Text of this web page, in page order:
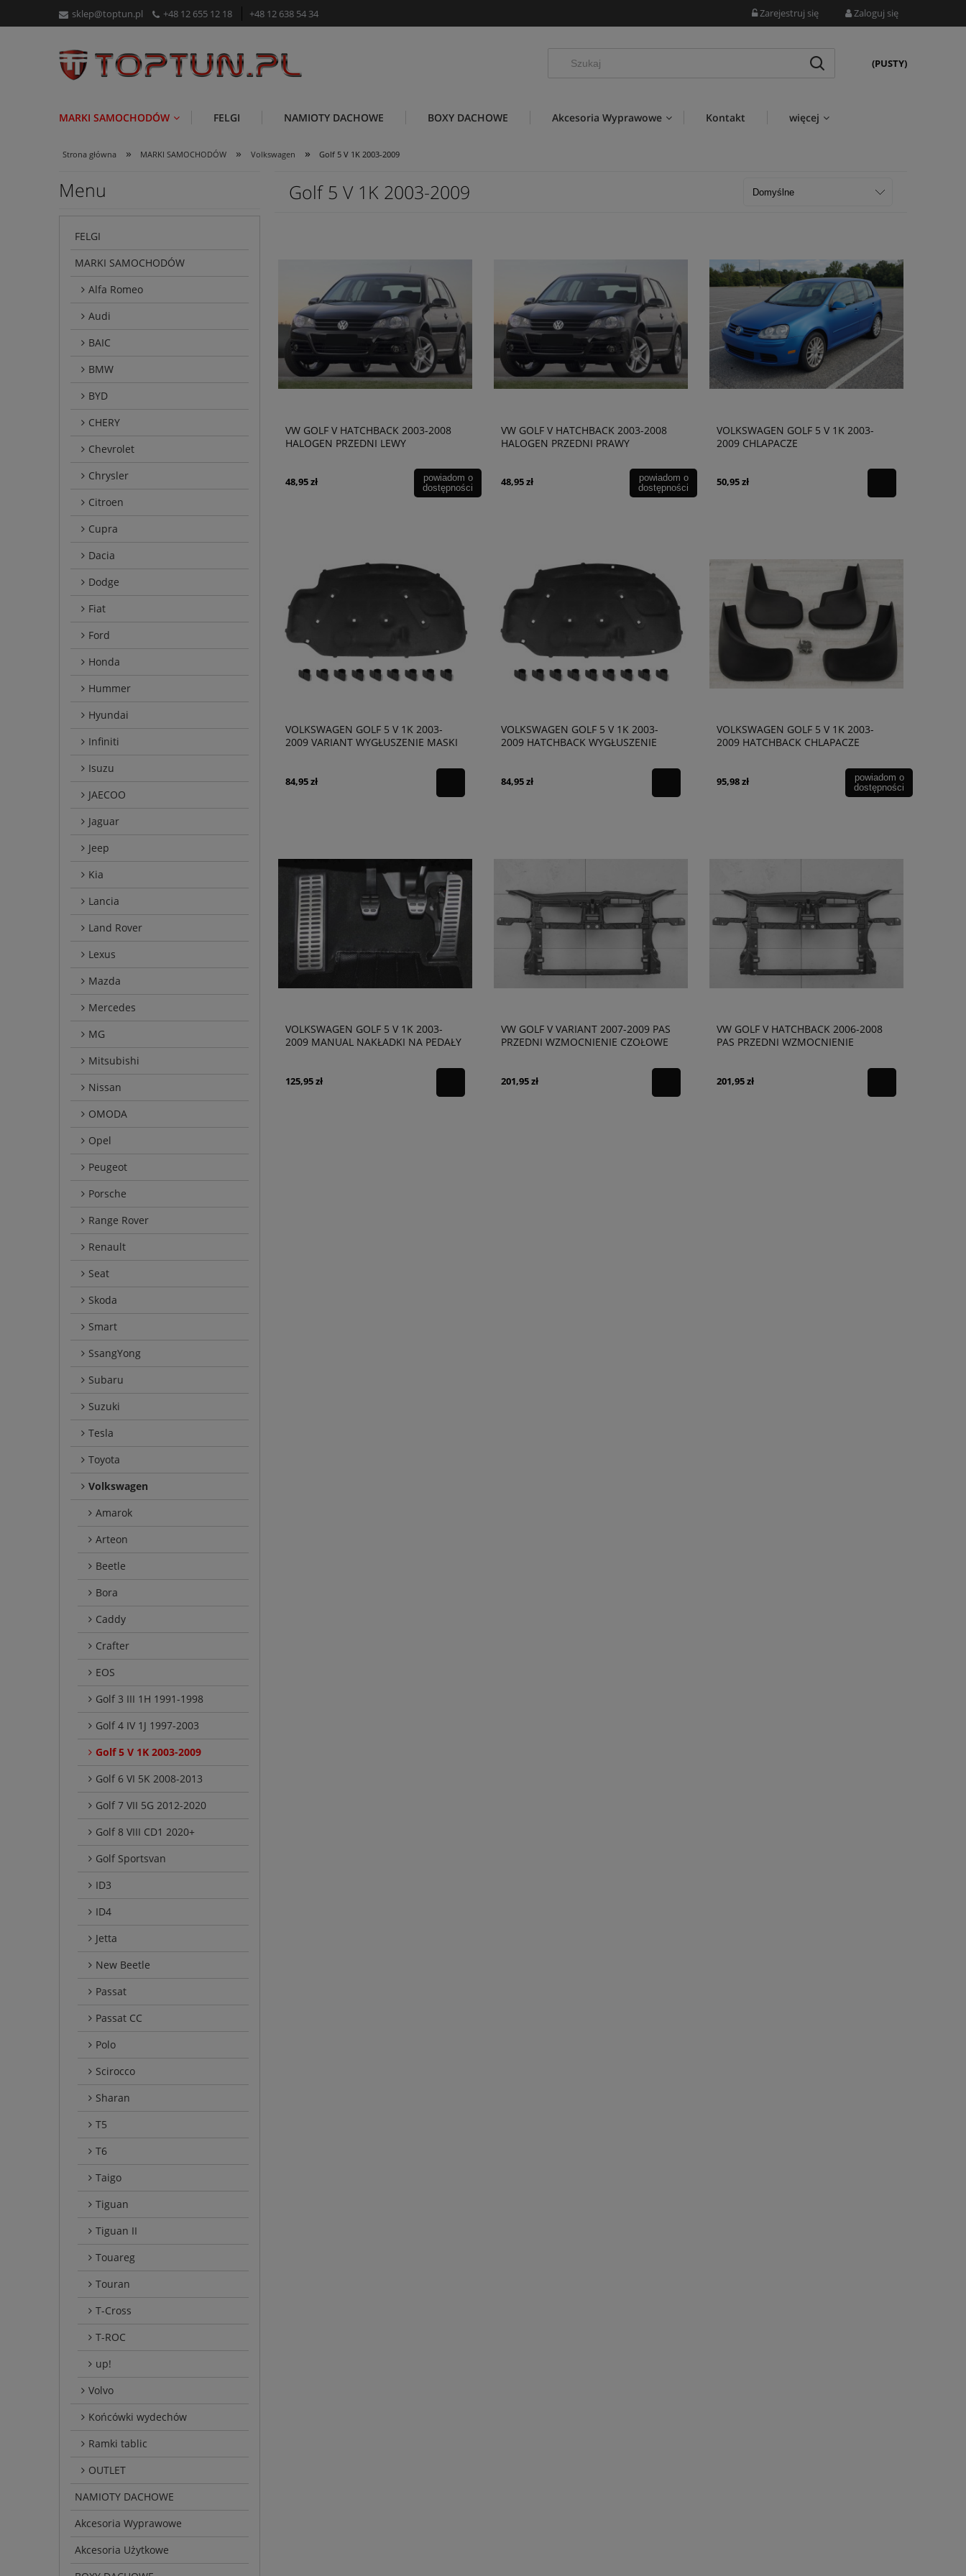
sklep@toptun.pl +48 12 655 12 18 +48 12 638 54 34 Zarejestruj się Zaloguj się
(PUSTY)
MARKI SAMOCHODÓW FELGI NAMIOTY DACHOWE BOXY DACHOWE Akcesoria Wyprawowe Kontakt więcej
Strona główna » MARKI SAMOCHODÓW » Volkswagen » Golf 5 V 1K 2003-2009
Menu
FELGI
MARKI SAMOCHODÓW
Alfa Romeo
Audi
BAIC
BMW
BYD
CHERY
Chevrolet
Chrysler
Citroen
Cupra
Dacia
Dodge
Fiat
Ford
Honda
Hummer
Hyundai
Infiniti
Isuzu
JAECOO
Jaguar
Jeep
Kia
Lancia
Land Rover
Lexus
Mazda
Mercedes
MG
Mitsubishi
Nissan
OMODA
Opel
Peugeot
Porsche
Range Rover
Renault
Seat
Skoda
Smart
SsangYong
Subaru
Suzuki
Tesla
Toyota
Volkswagen
Amarok
Arteon
Beetle
Bora
Caddy
Crafter
EOS
Golf 3 III 1H 1991-1998
Golf 4 IV 1J 1997-2003
Golf 5 V 1K 2003-2009
Golf 6 VI 5K 2008-2013
Golf 7 VII 5G 2012-2020
Golf 8 VIII CD1 2020+
Golf Sportsvan
ID3
ID4
Jetta
New Beetle
Passat
Passat CC
Polo
Scirocco
Sharan
T5
T6
Taigo
Tiguan
Tiguan II
Touareg
Touran
T-Cross
T-ROC
up!
Volvo
Końcówki wydechów
Ramki tablic
OUTLET
NAMIOTY DACHOWE
Akcesoria Wyprawowe
Akcesoria Użytkowe
Golf 5 V 1K 2003-2009
VW GOLF V HATCHBACK 2003-2008
HALOGEN PRZEDNI LEWY
48,95 zł
powiadom o
dostępności
VW GOLF V HATCHBACK 2003-2008
HALOGEN PRZEDNI PRAWY
48,95 zł
powiadom o
dostępności
VOLKSWAGEN GOLF 5 V 1K 2003-
2009 CHLAPACZE
50,95 zł
VOLKSWAGEN GOLF 5 V 1K 2003-
2009 VARIANT WYGŁUSZENIE MASKI
84,95 zł
VOLKSWAGEN GOLF 5 V 1K 2003-
2009 HATCHBACK WYGŁUSZENIE
84,95 zł
VOLKSWAGEN GOLF 5 V 1K 2003-
2009 HATCHBACK CHLAPACZE
95,98 zł
powiadom o
dostępności
VOLKSWAGEN GOLF 5 V 1K 2003-
2009 MANUAL NAKŁADKI NA PEDAŁY
125,95 zł
VW GOLF V VARIANT 2007-2009 PAS
PRZEDNI WZMOCNIENIE CZOŁOWE
201,95 zł
VW GOLF V HATCHBACK 2006-2008
PAS PRZEDNI WZMOCNIENIE
201,95 zł